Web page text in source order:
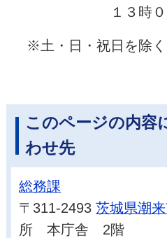
１３時００分
※土・日・祝日を除く
このページの内容
わせ先
総務課
〒311-2493茨城県潮
所 本庁舎 2階